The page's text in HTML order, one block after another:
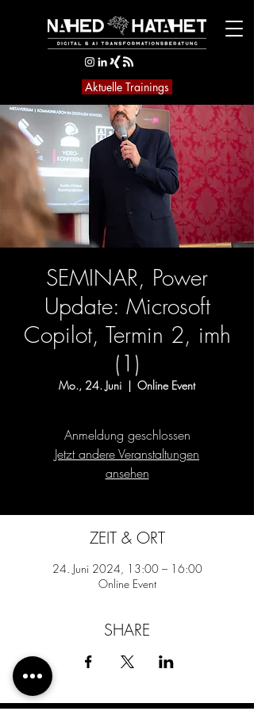
Aktuelle Trainings
SEMINAR, Power
Update: Microsoft
Copilot, Termin 2, imh
(1)
Mo., 24. Juni
  |
Online Event
Anmeldung geschlossen
Jetzt andere Veranstaltungen
ansehen
ZEIT & ORT
24. Juni 2024, 13:00 – 16:00
Online Event
SHARE